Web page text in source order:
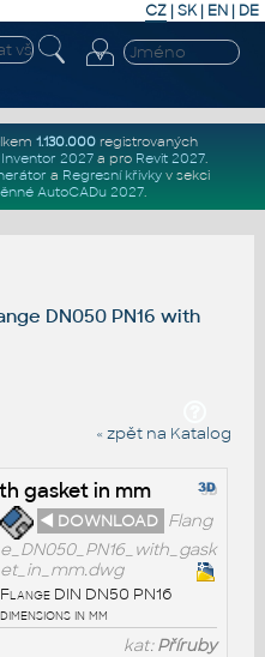
CZ | SK| EN | DE
1.130.000registrovaných
Inventor 2027a pro Revit 2027.
a Regresní křivkyv sekci
AutoCADu 2027.
DN050 PN16 with
« zpět na Katalog
gasket in mm
◄ DOWNLOAD Flang
e_DN050_PN16_with_gask
et_in_mm.dwg
Flange DIN DN50 PN16
dimensions in mm
kat:Příruby